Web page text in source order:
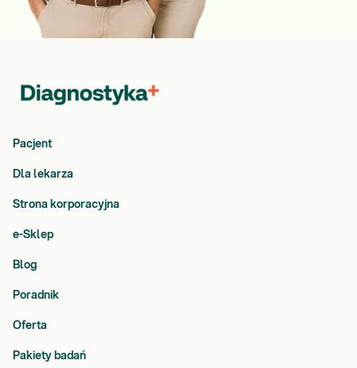
Pacjent
Dla lekarza
Strona korporacyjna
e-Sklep
Blog
Poradnik
Oferta
Pakiety badań